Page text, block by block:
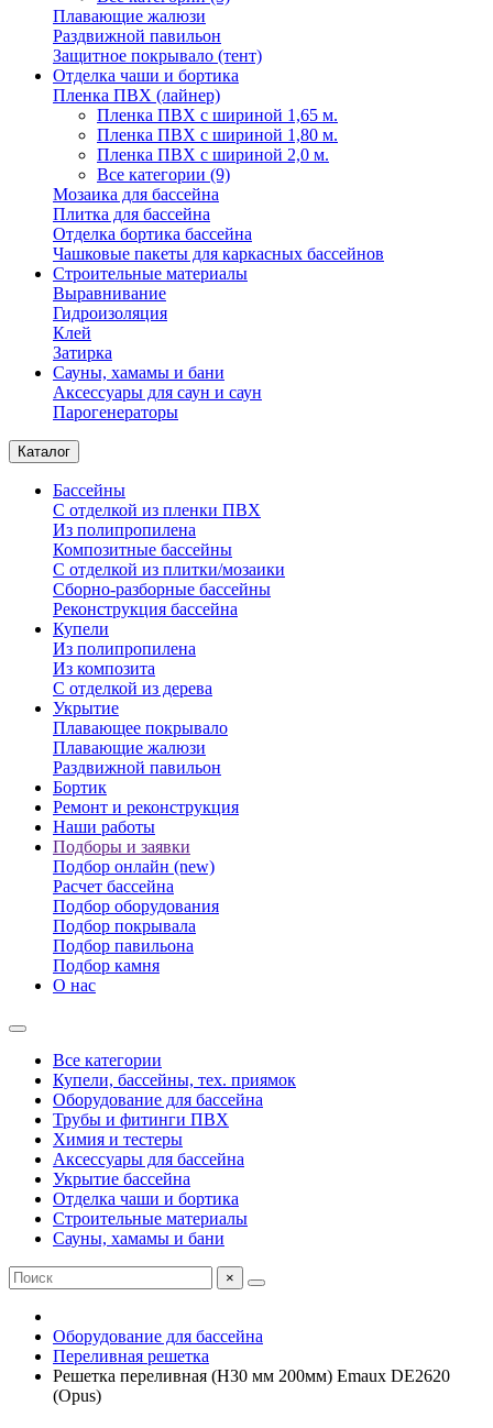
Плавающие жалюзи
Раздвижной павильон
Защитное покрывало (тент)
Отделка чаши и бортика
Пленка ПВХ (лайнер)
Пленка ПВХ с шириной 1,65 м.
Пленка ПВХ с шириной 1,80 м.
Пленка ПВХ с шириной 2,0 м.
Все категории (9)
Мозаика для бассейна
Плитка для бассейна
Отделка бортика бассейна
Чашковые пакеты для каркасных бассейнов
Строительные материалы
Выравнивание
Гидроизоляция
Клей
Затирка
Сауны, хамамы и бани
Аксессуары для саун и саун
Парогенераторы
Каталог
Бассейны
С отделкой из пленки ПВХ
Из полипропилена
Композитные бассейны
С отделкой из плитки/мозаики
Сборно-разборные бассейны
Реконструкция бассейна
Купели
Из полипропилена
Из композита
С отделкой из дерева
Укрытие
Плавающее покрывало
Плавающие жалюзи
Раздвижной павильон
Бортик
Ремонт и реконструкция
Наши работы
Подборы и заявки
Подбор онлайн (new)
Расчет бассейна
Подбор оборудования
Подбор покрывала
Подбор павильона
Подбор камня
О нас
Все категории
Купели, бассейны, тех. приямок
Оборудование для бассейна
Трубы и фитинги ПВХ
Химия и тестеры
Аксессуары для бассейна
Укрытие бассейна
Отделка чаши и бортика
Строительные материалы
Сауны, хамамы и бани
×
Оборудование для бассейна
Переливная решетка
Решетка переливная (Н30 мм 200мм) Emaux DE2620
(Opus)